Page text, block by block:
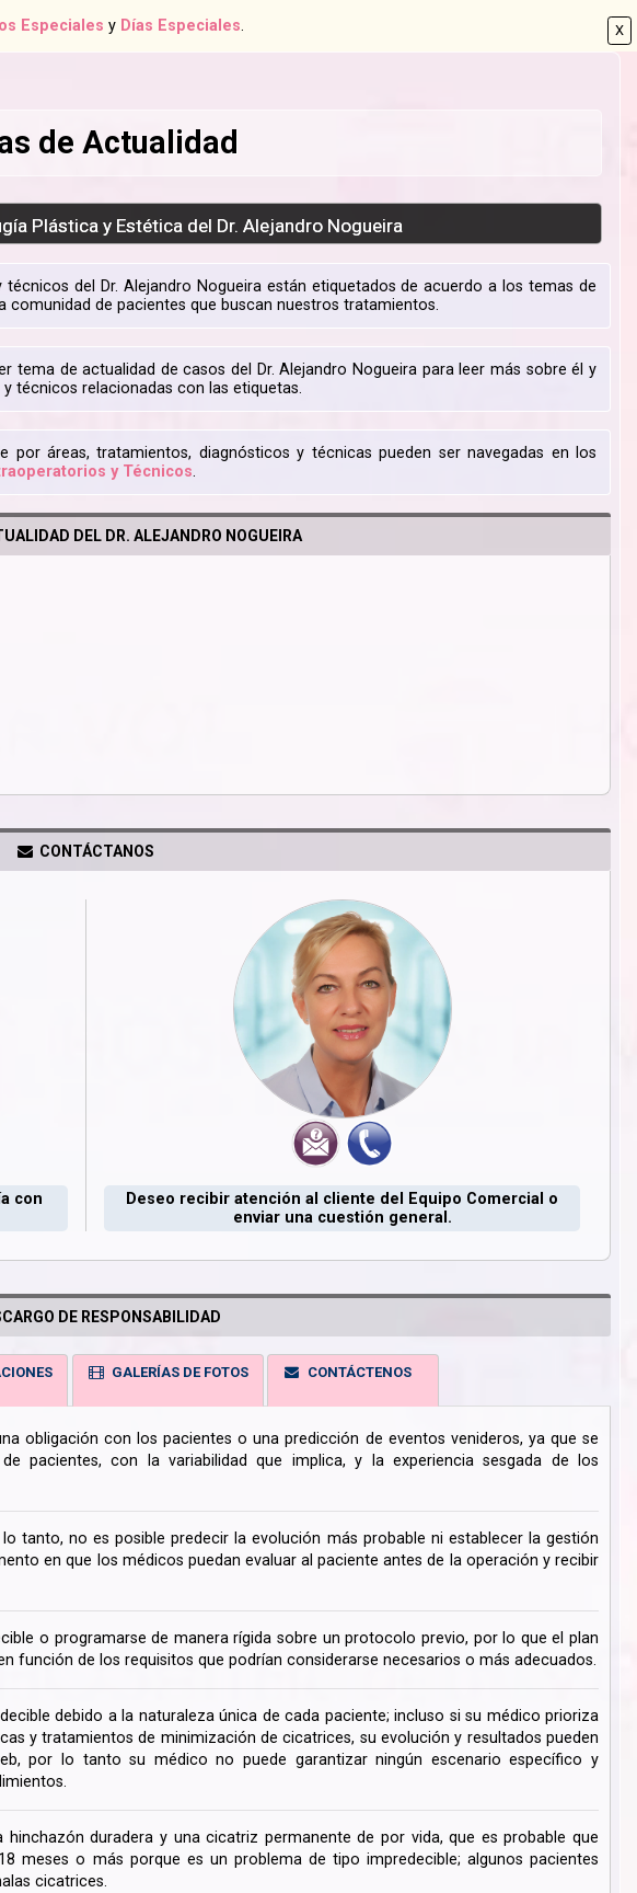
X
Especiales y Días Especiales.
de Actualidad
Plástica y Estética del Dr. Alejandro Nogueira
del Dr. Alejandro Nogueira están etiquetados de acuerdo a los temas de
comunidad de pacientes que buscan nuestros tratamientos.
tema de actualidad de casos del Dr. Alejandro Nogueira para leer más sobre él y
técnicos relacionadas con las etiquetas.
por áreas, tratamientos, diagnósticos y técnicas pueden ser navegadas en los
y Técnicos.
DEL DR. ALEJANDRO NOGUEIRA
CONTÁCTANOS
con
Deseo recibir atención al cliente del Equipo Comercial o
enviar una cuestión general.
DE RESPONSABILIDAD
GALERÍAS DE FOTOS CONTÁCTENOS
obligación con los pacientes o una predicción de eventos venideros, ya que se
pacientes, con la variabilidad que implica, y la experiencia sesgada de los
tanto, no es posible predecir la evolución más probable ni establecer la gestión
en que los médicos puedan evaluar al paciente antes de la operación y recibir
o programarse de manera rígida sobre un protocolo previo, por lo que el plan
función de los requisitos que podrían considerarse necesarios o más adecuados.
debido a la naturaleza única de cada paciente; incluso si su médico prioriza
y tratamientos de minimización de cicatrices, su evolución y resultados pueden
por lo tanto su médico no puede garantizar ningún escenario específico y
duradera y una cicatriz permanente de por vida, que es probable que
meses o más porque es un problema de tipo impredecible; algunos pacientes
cicatrices.